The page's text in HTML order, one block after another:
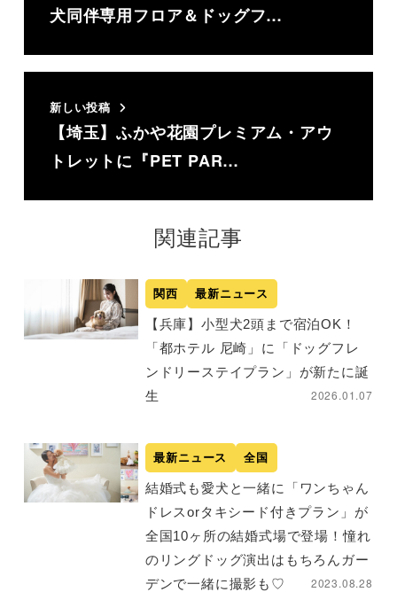
犬同伴専用フロア＆ドッグフ…
新しい投稿
【埼玉】ふかや花園プレミアム・アウ
トレットに『PET PAR…
関連記事
関西 最新ニュース
【兵庫】小型犬2頭まで宿泊OK！
「都ホテル 尼崎」に「ドッグフレ
ンドリーステイプラン」が新たに誕
生
2026.01.07
最新ニュース 全国
結婚式も愛犬と一緒に「ワンちゃん
ドレスorタキシード付きプラン」が
全国10ヶ所の結婚式場で登場！憧れ
のリングドッグ演出はもちろんガー
デンで一緒に撮影も♡
2023.08.28